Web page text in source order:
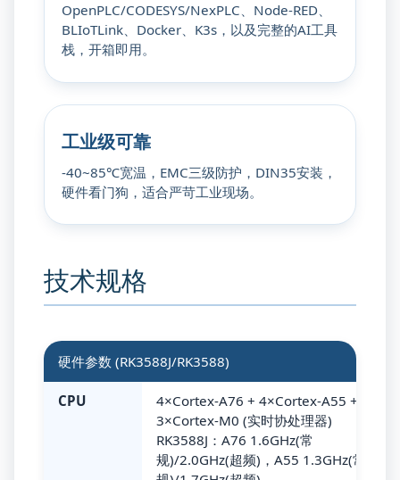
OpenPLC/CODESYS/NexPLC、Node-RED、
BLIoTLink、Docker、K3s，以及完整的AI工具
栈，开箱即用。
工业级可靠
-40~85℃宽温，EMC三级防护，DIN35安装，
硬件看门狗，适合严苛工业现场。
技术规格
硬件参数 (RK3588J/RK3588)
CPU
4×Cortex-A76 + 4×Cortex-A55 +
3×Cortex-M0 (实时协处理器)
RK3588J：A76 1.6GHz(常
规)/2.0GHz(超频)，A55 1.3GHz(常